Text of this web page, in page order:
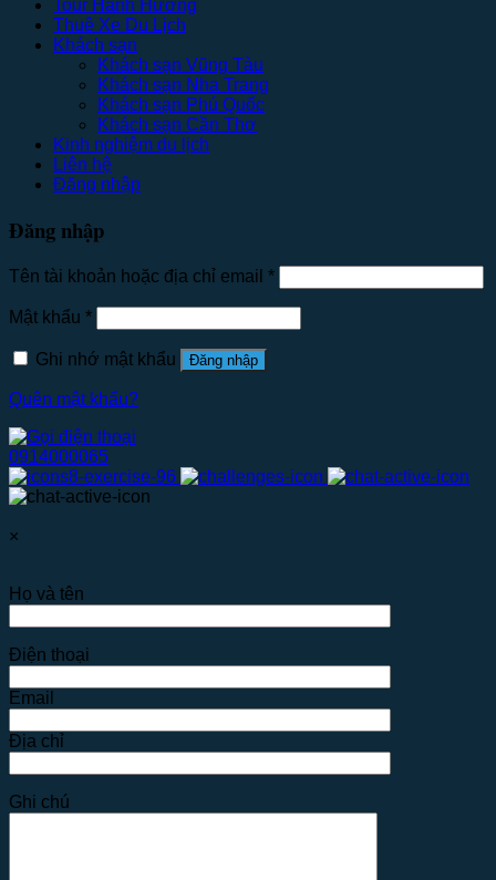
Tour Hành Hương
Thuê Xe Du Lịch
Khách sạn
Khách sạn Vũng Tàu
Khách sạn Nha Trang
Khách sạn Phú Quốc
Khách sạn Cần Thơ
Kinh nghiệm du lịch
Liên hệ
Đăng nhập
Đăng nhập
Tên tài khoản hoặc địa chỉ email *
Mật khẩu *
Ghi nhớ mật khẩu Đăng nhập
Quên mật khẩu?
0914000065
×
Họ và tên
Điện thoại
Email
Địa chỉ
Ghi chú